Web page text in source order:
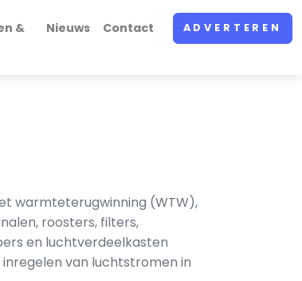
&
Nieuws Contact ADVERTEREN
warmteterugwinning (WTW),
roosters, filters,
en luchtverdeelkasten
van luchtstromen in